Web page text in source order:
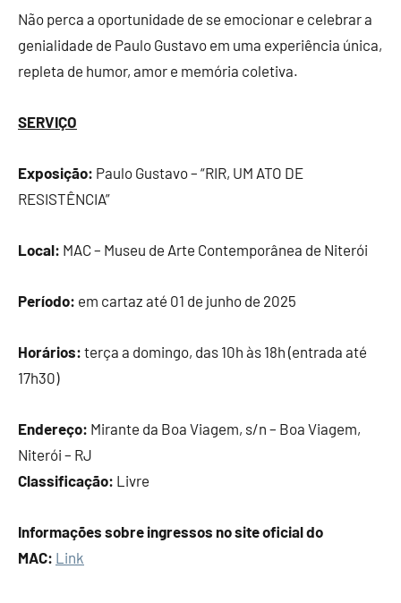
Não perca a oportunidade de se emocionar e celebrar a
genialidade de Paulo Gustavo em uma experiência única,
repleta de humor, amor e memória coletiva.
SERVIÇO
Exposição: Paulo Gustavo – “RIR, UM ATO DE
RESISTÊNCIA”
Local: MAC – Museu de Arte Contemporânea de Niterói
Período: em cartaz até 01 de junho de 2025
Horários: terça a domingo, das 10h às 18h (entrada até
17h30)
Endereço: Mirante da Boa Viagem, s/n – Boa Viagem,
Niterói – RJ
Classificação: Livre
Informações sobre ingressos no site oficial do
MAC: Link